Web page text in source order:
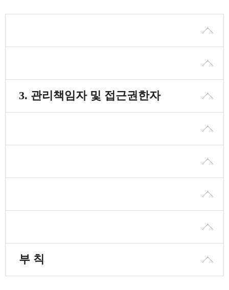
2. 고정형 영상정보처리기기의 설치 대
수, 설치 위치 및 촬영 범위
3. 관리책임자 및 접근권한자
7. 영상정보 보호를 위한 기술적ㆍ관리
적 및 물리적 조치
부 칙